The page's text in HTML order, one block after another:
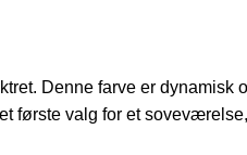
Denne farve er dynamisk
første valg for et